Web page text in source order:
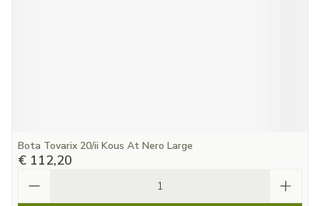
Bota Tovarix 20/ii Kous At Nero Large
€ 112,20